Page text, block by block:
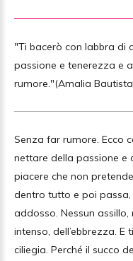
"Ti bacerò con labbra di
passione e tenerezza e
rumore."(Amalia
Senza far rumore. Ecco
nettare della passione e
piacere che non
dentro tutto e poi
addosso. Nessun
intenso, dell’ebbrezza.
ciliegia. Perché il succo